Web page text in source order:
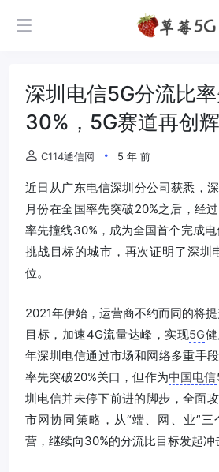
深圳电信5G分流比
30%，5G赛道再创
C114通信网 5 年 前
近日从广东电信深圳分公司获悉，
月份在全国率先突破20%之后，经
率先撞线30%，成为全国首个完成电
挑战目标的城市，再次证明了深圳
位。
2021年伊始，运营商不约而同的将
目标，加速4G流量达峰，实现5G
年深圳电信通过市场和网络多重手
率先突破20%关口，但作为中国电信
圳电信并未停下前进的脚步，全面
市网协同策略，从“端、网、业”
营，继续向30%的分流比目标发起冲